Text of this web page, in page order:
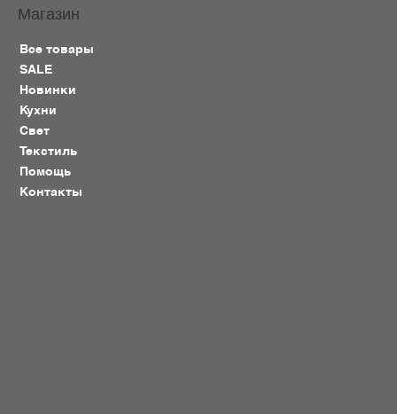
Магазин
Все товары
SALE
Новинки
Кухни
Свет
Текстиль
Помощь
Контакты